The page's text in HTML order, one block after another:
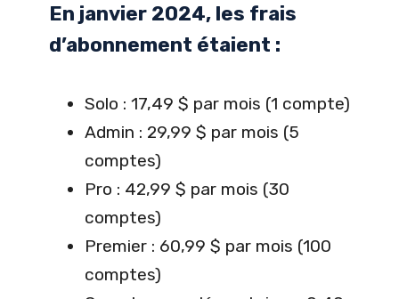
En janvier 2024, les frais
d’abonnement étaient :
Solo : 17,49 $ par mois (1 compte)
Admin : 29,99 $ par mois (5
comptes)
Pro : 42,99 $ par mois (30
comptes)
Premier : 60,99 $ par mois (100
comptes)